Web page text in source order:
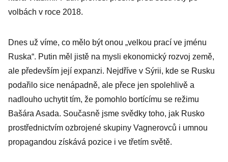
volbách v roce 2018.
Dnes už víme, co mělo být onou „velkou prací ve jménu
Ruska“. Putin měl jistě na mysli ekonomický rozvoj země,
ale především její expanzi. Nejdříve v Sýrii, kde se Rusku
podařilo sice nenápadně, ale přece jen spolehlivě a
nadlouho uchytit tím, že pomohlo bortícímu se režimu
Bašára Asada. Současně jsme svědky toho, jak Rusko
prostřednictvím ozbrojené skupiny Vagnerovců i umnou
propagandou získává pozice i ve třetím světě.